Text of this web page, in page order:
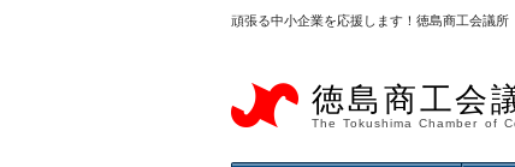
頑張る中小企業を応援します！徳島商工会議所
徳島商工会
The Tokushima Chamber of